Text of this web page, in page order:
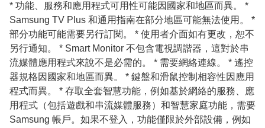
* 功能、服務和應用程式可用性可能因國家和地區而異。 *
Samsung TV Plus 和通用指南在部分地區可能無法使用。 *
部分功能可能需要另行訂閱。 * 使用者介面如有更改，恕不
另行通知。 * Smart Monitor 不包含電視調諧器，這對於串
流媒體應用程式來說不是必需的。 * 需要網絡連線。 * 遙控
器規格因國家和地區而異。 * 鍵盤和滑鼠控制相容性因應用
程式而異。 * 存取全套智慧功能，例如基於網絡的服務、應
用程式（包括遊戲和串流媒體服務）和智慧家庭功能，需要
Samsung 帳戶。如果不登入，功能僅限於外部設備，例如